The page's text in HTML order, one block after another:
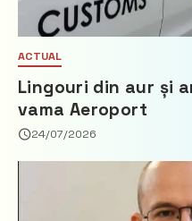
ACTUAL
Lingouri din aur și
vama Aeroport
24/07/2026